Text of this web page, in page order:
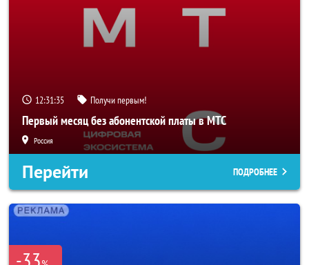
12:31:33 Получи первым!
Первый месяц без абонентской платы в МТС
Россия
Перейти ПОДРОБНЕЕ